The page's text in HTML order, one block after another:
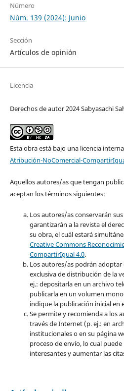
Número
Núm. 139 (2024): Junio
Sección
Artículos de opinión
Licencia
Derechos de autor 2024 Sabyasachi
Esta obra está bajo una licencia
Atribución-NoComercial-
Aquellos autores/as que tengan
aceptan los términos siguientes:
Los autores/as conservarán
garantizarán a la revista el
su obra, el cuál estará
Creative Commons
CompartirIgual 4.0.
Los autores/as podrán
exclusiva de distribución de la
ej.: depositarla en un archivo
publicarla en un volumen
indique la publicación inicial en
Se permite y recomienda a los
través de Internet (p. ej.: en
institucionales o en su página
proceso de envío, lo cual
interesantes y aumentar las